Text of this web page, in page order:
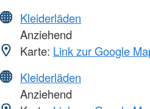
Kleiderläden
Anziehend
Karte: Link zur Google
Kleiderläden
Anziehend